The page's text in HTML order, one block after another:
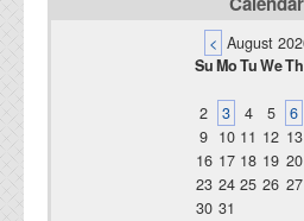
< August
SuMoTuWeTh
2
3 4 5 6
9 10 11 12 13
16 17 18 19 20
23 24 25 26 27
30 31